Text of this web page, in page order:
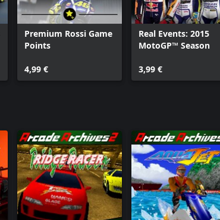
Premium Rossi Game
Points
4,99 €
Real Events: 2015
MotoGP™ Season
3,99 €